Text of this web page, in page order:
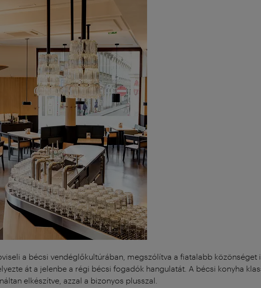
a bécsi vendéglőkultúrában, megszólítva a fiatalabb közönséget
át a jelenbe a régi bécsi fogadók hangulatát. A bécsi konyha
elkészítve, azzal a bizonyos plusszal.